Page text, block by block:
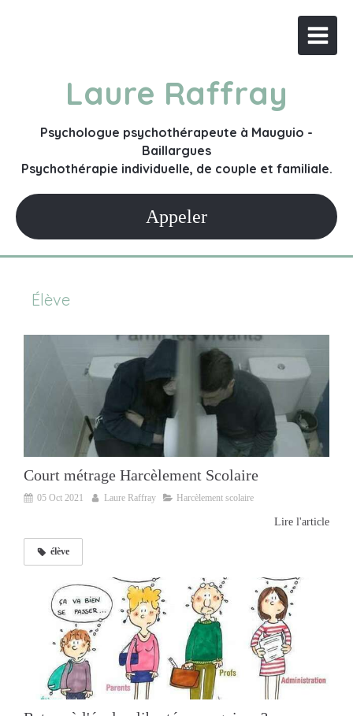
Laure Raffray
Psychologue psychothérapeute à Mauguio -
Baillargues
Psychothérapie individuelle, de couple et familiale.
Appeler
Élève
Court métrage Harcèlement Scolaire
05 Oct 2021 Laure Raffray Harcèlement scolaire
Lire l'article
élève